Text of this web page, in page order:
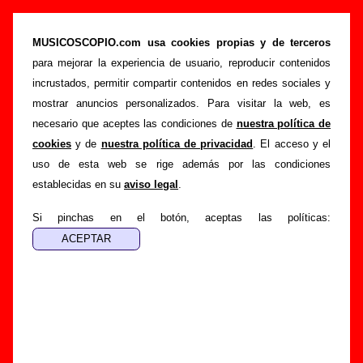
MUSICOSCOPIO.com usa cookies propias y de terceros
para mejorar la experiencia de usuario, reproducir contenidos
incrustados, permitir compartir contenidos en redes sociales y
mostrar anuncios personalizados. Para visitar la web, es
necesario que aceptes las condiciones de nuestra política de
cookies y de nuestra política de privacidad . El acceso y el
uso de esta web se rige además por las condiciones
establecidas en su aviso legal .
Si pinchas en el botón, aceptas las políticas:
Siniestro Total - Añadir o corregir información
Portada >Siniestro Total >Añadir
Si tienes información adicional, puedes enviar nueva
información o corregir la existente mediante el siguiente
formulario o escribiendo un e-mail a
guialven@musicoscopio.com.Gracias por tu
colaboración.
Nombre: